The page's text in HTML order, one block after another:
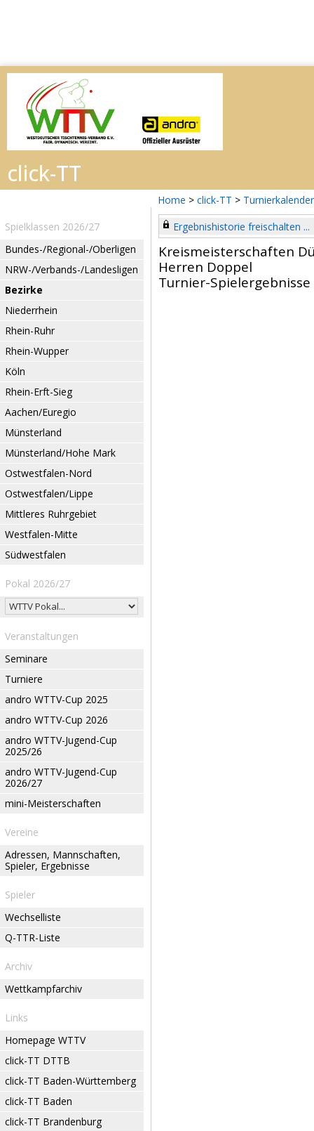
Home > click-TT > Turnierkalender
Spielklassen 2026/27
Bundes-/Regional-/Oberligen
NRW-/Verbands-/Landesligen
Bezirke
Niederrhein
Rhein-Ruhr
Rhein-Wupper
Köln
Rhein-Erft-Sieg
Aachen/Euregio
Münsterland
Münsterland/Hohe Mark
Ostwestfalen-Nord
Ostwestfalen/Lippe
Mittleres Ruhrgebiet
Westfalen-Mitte
Südwestfalen
Pokal 2026/27
Veranstaltungen
Seminare
Turniere
andro WTTV-Cup 2025
andro WTTV-Cup 2026
andro WTTV-Jugend-Cup
2025/26
andro WTTV-Jugend-Cup
2026/27
mini-Meisterschaften
Vereine
Adressen, Mannschaften,
Spieler, Ergebnisse
Spieler
Wechselliste
Q-TTR-Liste
Archiv
Wettkampfarchiv
Links
Homepage WTTV
click-TT DTTB
click-TT Baden-Württemberg
click-TT Baden
click-TT Brandenburg
Ergebnishistorie freischalten ...
Kreismeisterschaften
Herren Doppel
Turnier-Spielergebnisse